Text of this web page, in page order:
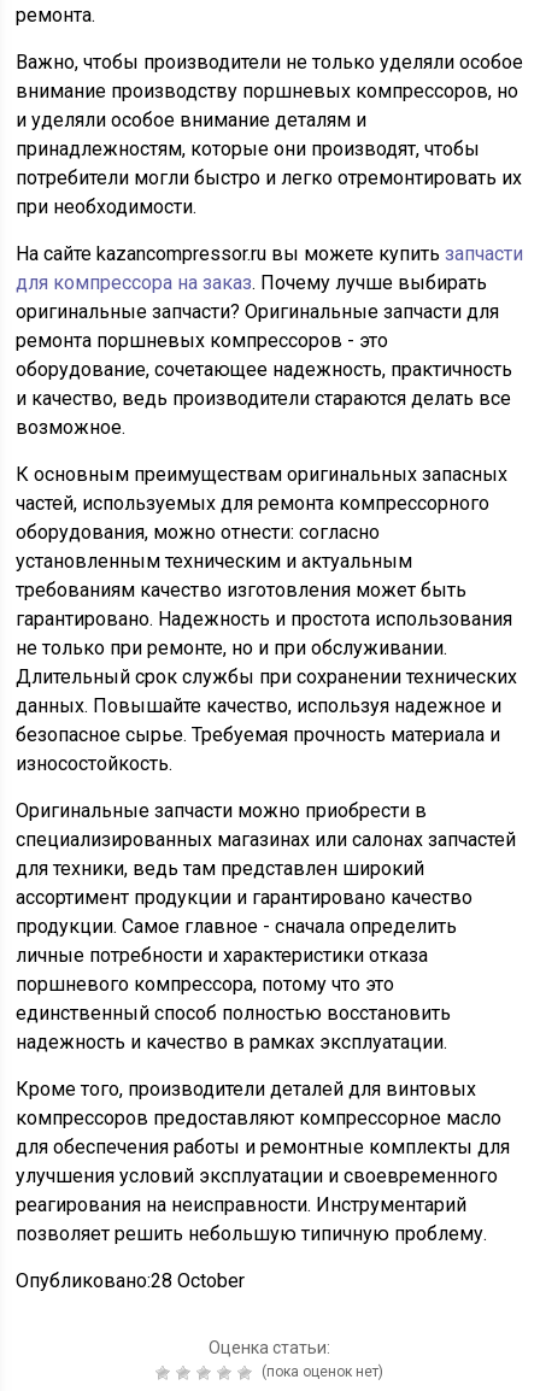
ремонта.
Важно, чтобы производители не только уделяли особое
внимание производству поршневых компрессоров, но
и уделяли особое внимание деталям и
принадлежностям, которые они производят, чтобы
потребители могли быстро и легко отремонтировать их
при необходимости.
На сайте kazancompressor.ru вы можете купитьзапчасти
для компрессора на заказ. Почему лучше выбирать
оригинальные запчасти? Оригинальные запчасти для
ремонта поршневых компрессоров - это
оборудование, сочетающее надежность, практичность
и качество, ведь производители стараются делать все
возможное.
К основным преимуществам оригинальных запасных
частей, используемых для ремонта компрессорного
оборудования, можно отнести: согласно
установленным техническим и актуальным
требованиям качество изготовления может быть
гарантировано. Надежность и простота использования
не только при ремонте, но и при обслуживании.
Длительный срок службы при сохранении технических
данных. Повышайте качество, используя надежное и
безопасное сырье. Требуемая прочность материала и
износостойкость.
Оригинальные запчасти можно приобрести в
специализированных магазинах или салонах запчастей
для техники, ведь там представлен широкий
ассортимент продукции и гарантировано качество
продукции. Самое главное - сначала определить
личные потребности и характеристики отказа
поршневого компрессора, потому что это
единственный способ полностью восстановить
надежность и качество в рамках эксплуатации.
Кроме того, производители деталей для винтовых
компрессоров предоставляют компрессорное масло
для обеспечения работы и ремонтные комплекты для
улучшения условий эксплуатации и своевременного
реагирования на неисправности. Инструментарий
позволяет решить небольшую типичную проблему.
Опубликовано:28 October
Оценка статьи:
(пока оценок нет)